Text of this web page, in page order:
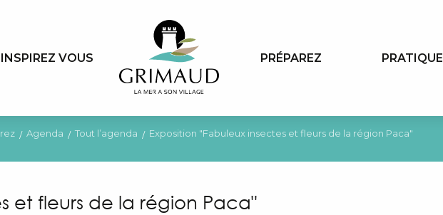
INSPIREZ VOUS PRÉPAREZ PRATIQUE
Agenda Tout l’agenda Exposition "Fabuleux insectes et fleurs de la région Paca"
et fleurs de la région Paca"